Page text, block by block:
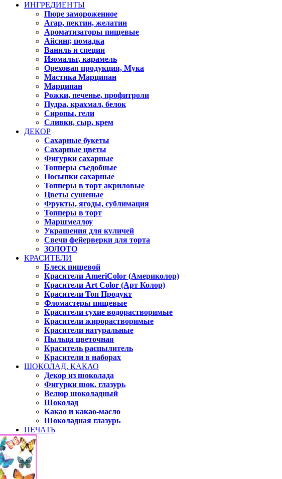
ИНГРЕДИЕНТЫ
Пюре замороженное
Агар, пектин, желатин
Ароматизаторы пищевые
Айсинг, помадка
Ваниль и специи
Изомальт, карамель
Ореховая продукция, Мука
Мастика Марципан
Марципан
Рожки, печенье, профитроли
Пудра, крахмал, белок
Сиропы, гели
Сливки, сыр, крем
ДЕКОР
Сахарные букеты
Сахарные цветы
Фигурки сахарные
Топперы съедобные
Посыпки сахарные
Топперы в торт акриловые
Цветы сушеные
Фрукты, ягоды, сублимация
Топперы в торт
Маршмеллоу
Украшения для куличей
Свечи фейерверки для торта
ЗОЛОТО
КРАСИТЕЛИ
Блеск пищевой
Красители AmeriColor (Америколор)
Красители Art Color (Арт Колор)
Красители Топ Продукт
Фломастеры пищевые
Красители сухие водорастворимые
Красители жирорастворимые
Красители натуральные
Пыльца цветочная
Краситель распылитель
Красители в наборах
ШОКОЛАД, КАКАО
Декор из шоколада
Фигурки шок. глазурь
Велюр шоколадный
Шоколад
Какао и какао-масло
Шоколадная глазурь
ПЕЧАТЬ